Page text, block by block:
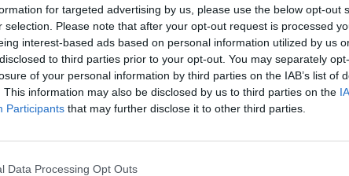
for targeted advertising by us, please use the below opt-out
selection. Please note that after your opt-out request is processed
interest-based ads based on personal information utilized by us
to third parties prior to your opt-out. You may separately
of your personal information by third parties on the IAB’s list of
This information may also be disclosed by us to third parties on the
Participants that may further disclose it to other third parties.
Data Processing Opt Outs
να καταστρέψουν τις κάμερες των iPhone, σε κάθε
ενός iPhone, αν η Apple θα είναι η υπεύθυνη σαν
απόσβεσης κραδασμών.